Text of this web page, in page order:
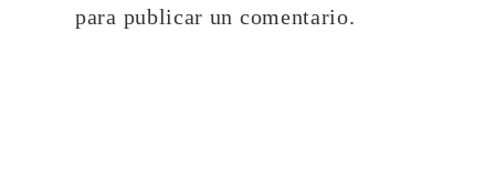
para publicar un comentario.